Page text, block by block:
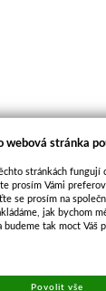
webová stránka
stránkách fungují
prosím Vámi
se prosím na
jak bychom
budeme tak moct Váš
Povolit vše